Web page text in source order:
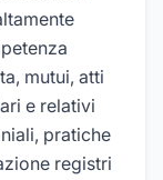
mutui, atti
e relativi
pratiche
registri